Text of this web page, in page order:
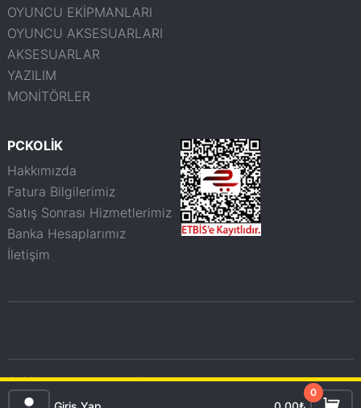
0
OYUNCU EKİPMANLARI
OYUNCU AKSESUARLARI
AKSESUARLAR
YAZILIM
MONİTÖRLER
PCKOLİK
Hakkımızda
Fatura Bilgilerimiz
Satış Sonrası Hizmetlerimiz
Banka Hesaplarımız
İletişim
© 2026 pckolik.com.tr - Tüm haklarımız saklıdır.